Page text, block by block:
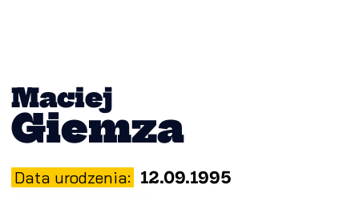
Maciej
Giemza
Data urodzenia: 12.09.1995